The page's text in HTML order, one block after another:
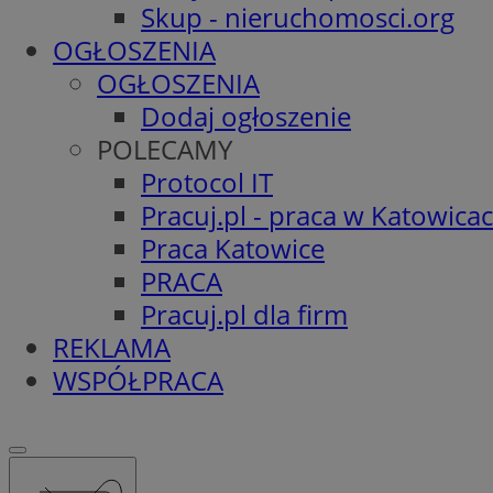
Skup - nieruchomosci.org
OGŁOSZENIA
OGŁOSZENIA
Dodaj ogłoszenie
POLECAMY
Protocol IT
Pracuj.pl - praca w
Praca Katowice
PRACA
Pracuj.pl dla firm
REKLAMA
WSPÓŁPRACA